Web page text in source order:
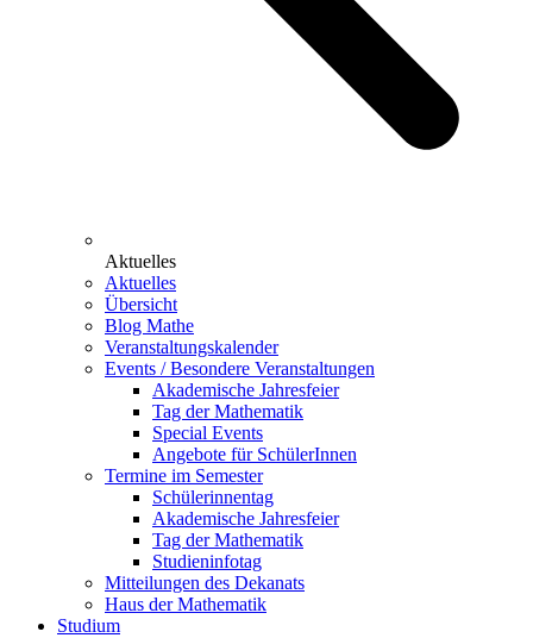
Aktuelles
Aktuelles
Übersicht
Blog Mathe
Veranstaltungskalender
Events / Besondere Veranstaltungen
Akademische Jahresfeier
Tag der Mathematik
Special Events
Angebote für SchülerInnen
Termine im Semester
Schülerinnentag
Akademische Jahresfeier
Tag der Mathematik
Studieninfotag
Mitteilungen des Dekanats
Haus der Mathematik
Studium